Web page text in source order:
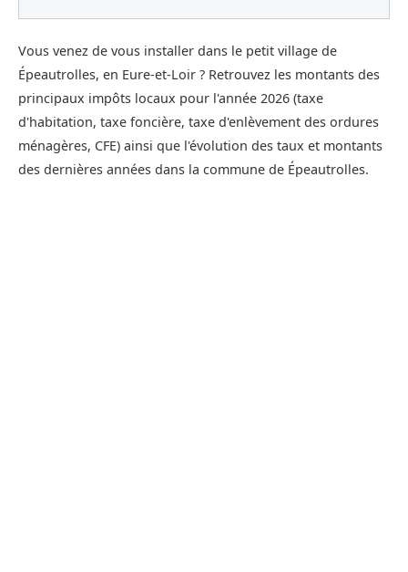
Vous venez de vous installer dans le petit village de
Épeautrolles, en Eure-et-Loir ? Retrouvez les montants des
principaux impôts locaux pour l'année 2026 (taxe
d'habitation, taxe foncière, taxe d'enlèvement des ordures
ménagères, CFE) ainsi que l'évolution des taux et montants
des dernières années dans la commune de Épeautrolles.